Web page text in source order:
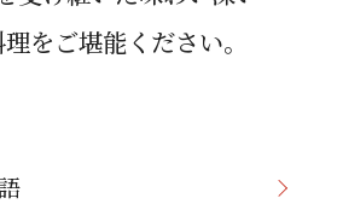
をご堪能ください。